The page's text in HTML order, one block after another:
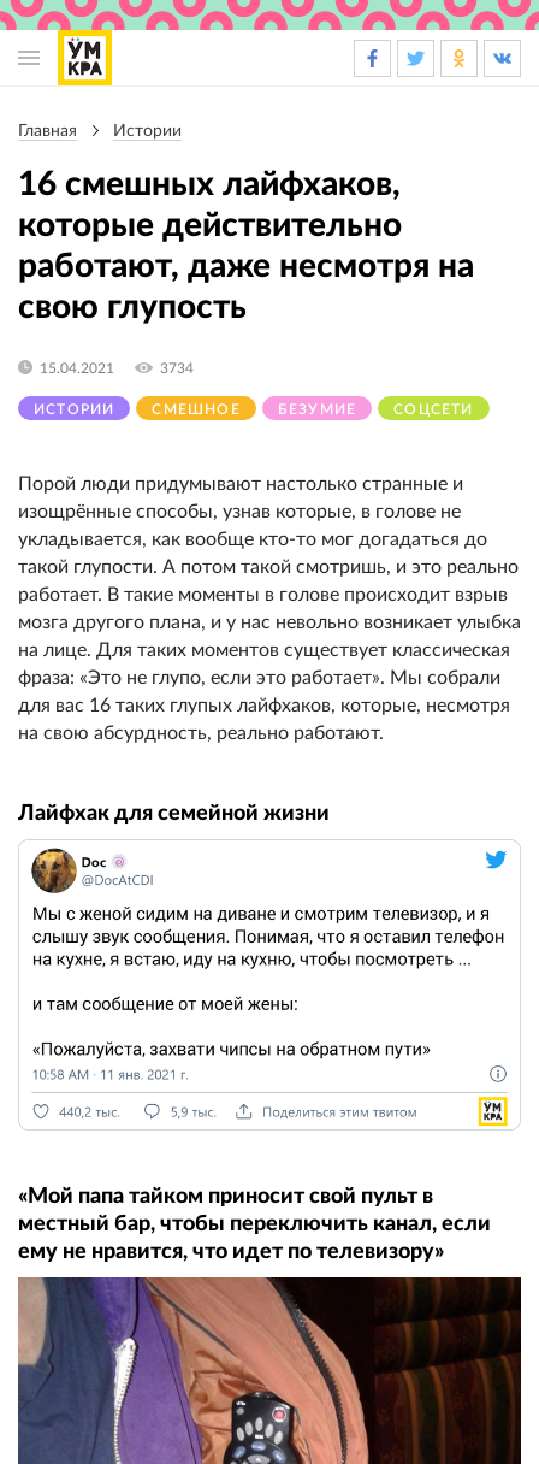
навигации
Главная Истории
16 смешных лайфхаков,
которые действительно
работают, даже несмотря на
свою глупость
ИСТОРИИ СМЕШНОЕ БЕЗУМИЕ СОЦСЕТИ
15.04.2021 3734
Порой люди придумывают настолько странные и
изощрённые способы, узнав которые, в голове не
укладывается, как вообще кто-то мог догадаться до
такой глупости. А потом такой смотришь, и это реально
работает. В такие моменты в голове происходит взрыв
мозга другого плана, и у нас невольно возникает улыбка
на лице. Для таких моментов существует классическая
фраза: «Это не глупо, если это работает». Мы собрали
для вас 16 таких глупых лайфхаков, которые, несмотря
на свою абсурдность, реально работают.
Лайфхак для семейной жизни
«Мой папа тайком приносит свой пульт в
местный бар, чтобы переключить канал, если
ему не нравится, что идет по телевизору»